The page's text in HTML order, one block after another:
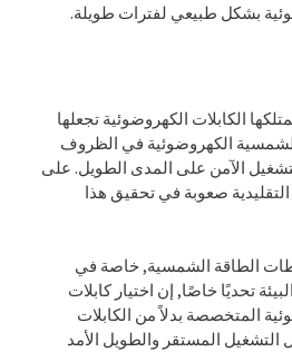
بشكل طبيعي لفترات طويلة.
الكابلات الكهروضوئية تجعلها
الكهروضوئية في الظروف
الآمن على المدى الطويل. على
صعوبة في تحقيق هذا
الطاقة الشمسية, خاصة في
تحديًا خاصًا, إن اختيار كابلات
المتخصصة بدلاً من الكابلات
التشغيل المستقر والطويل الأمد